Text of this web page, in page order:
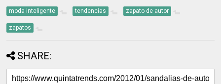
moda inteligente tendencias zapato de autor
zapatos
SHARE: